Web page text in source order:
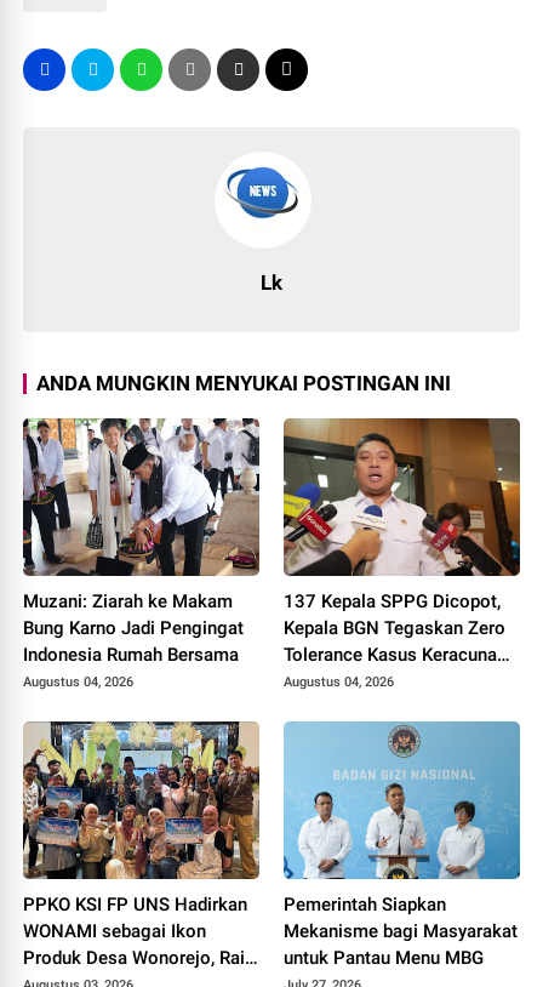
Lk
ANDA MUNGKIN MENYUKAI POSTINGAN INI
Muzani: Ziarah ke Makam
Bung Karno Jadi Pengingat
Indonesia Rumah Bersama
Augustus 04, 2026
137 Kepala SPPG Dicopot,
Kepala BGN Tegaskan Zero
Tolerance Kasus Keracunan
MBG
Augustus 04, 2026
PPKO KSI FP UNS Hadirkan
WONAMI sebagai Ikon
Produk Desa Wonorejo, Raih
Pemerintah Siapkan
Mekanisme bagi Masyarakat
untuk Pantau Menu MBG